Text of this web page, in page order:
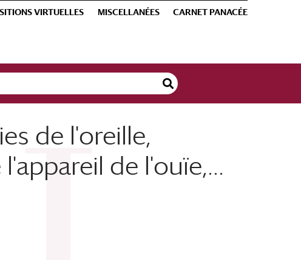
VIRTUELLES MISCELLANÉES CARNET PANACÉE
de l'oreille,
de l'ouïe,...